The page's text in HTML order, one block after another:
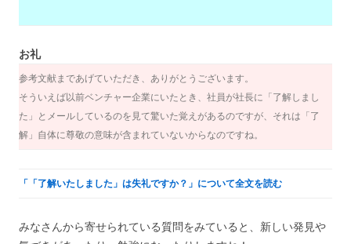
お礼
参考文献まであげていただき、ありがとうございます。
そういえば以前ベンチャー企業にいたとき、社員が社長に「了解しまし
た」とメールしているのを見て驚いた覚えがあるのですが、それは「了
解」自体に尊敬の意味が含まれていないからなのですね。
「「了解いたしました」は失礼ですか？」について全文を読む
みなさんから寄せられている質問をみていると、新しい発見や